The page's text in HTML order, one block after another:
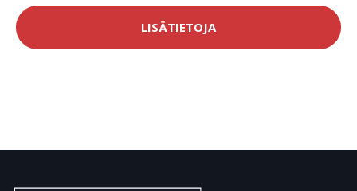
LISÄTIETOJA